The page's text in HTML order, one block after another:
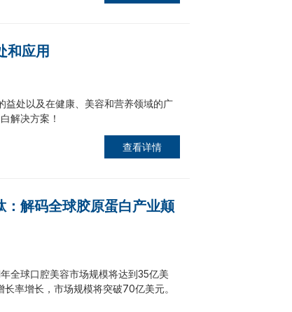
和应用
益处以及在健康、美容和营养领域的广
解决方案！
查看详情
：解码全球胶原蛋白产业颠
全球口腔美容市场规模将达到35亿美
率增长，市场规模将突破70亿美元。